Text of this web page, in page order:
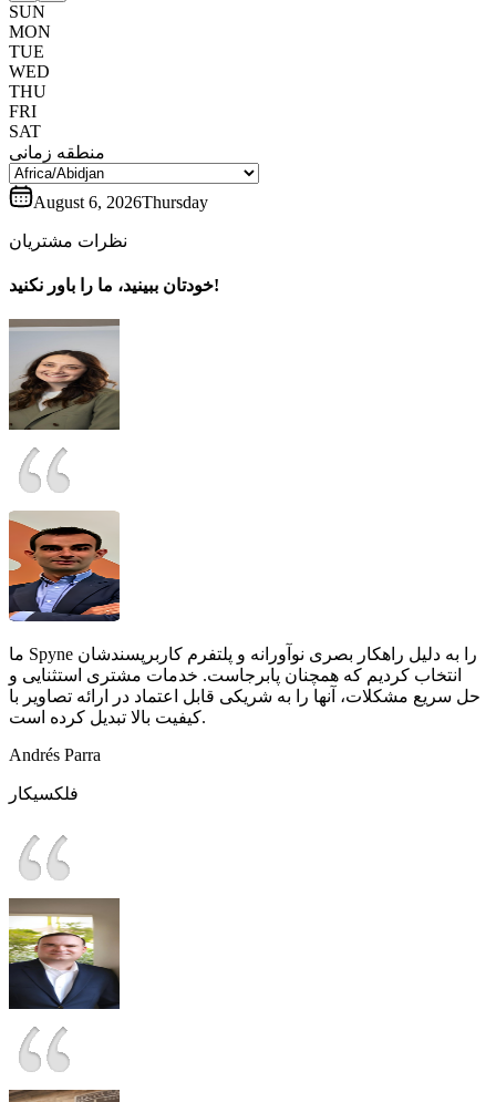
SUN
MON
TUE
WED
THU
FRI
SAT
منطقه زمانی
August 6, 2026Thursday
نظرات مشتریان
خودتان ببینید، ما را باور نکنید!
ما Spyne را به دلیل راهکار بصری نوآورانه و پلتفرم کاربرپسندشان
انتخاب کردیم که همچنان پابرجاست. خدمات مشتری استثنایی و
حل سریع مشکلات، آنها را به شریکی قابل اعتماد در ارائه تصاویر با
کیفیت بالا تبدیل کرده است.
Andrés Parra
فلکسیکار